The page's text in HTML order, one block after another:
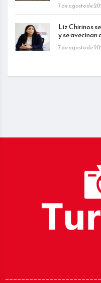
7 de agosto de
Liz Chirinos
y se avecinan
7 de agosto de